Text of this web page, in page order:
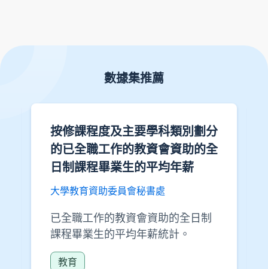
數據集推薦
按修課程度及主要學科類別劃分
的已全職工作的教資會資助的全
日制課程畢業生的平均年薪
大學教育資助委員會秘書處
已全職工作的教資會資助的全日制
課程畢業生的平均年薪統計。
教育